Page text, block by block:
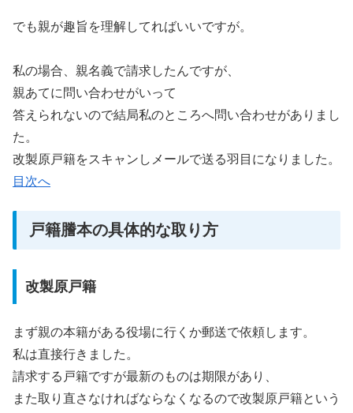
でも親が趣旨を理解してればいいですが。
私の場合、親名義で請求したんですが、
親あてに問い合わせがいって
答えられないので結局私のところへ問い合わせがありまし
た。
改製原戸籍をスキャンしメールで送る羽目になりました。
目次へ
戸籍謄本の具体的な取り方
改製原戸籍
まず親の本籍がある役場に行くか郵送で依頼します。
私は直接行きました。
請求する戸籍ですが最新のものは期限があり、
また取り直さなければならなくなるので改製原戸籍という